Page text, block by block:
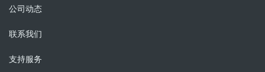
公司动态
联系我们
支持服务